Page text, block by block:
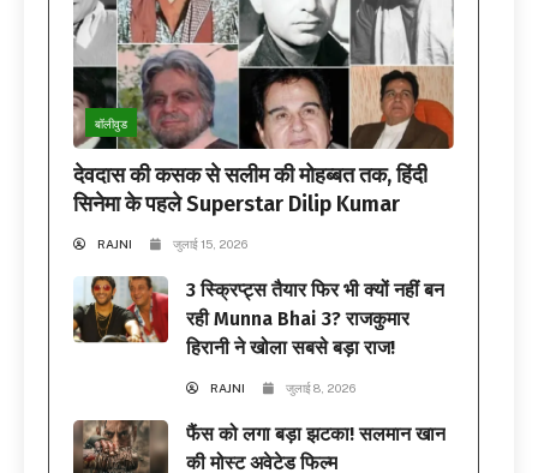
बॉलीवुड
देवदास की कसक से सलीम की मोहब्बत तक, हिंदी
सिनेमा के पहले Superstar Dilip Kumar
RAJNI जुलाई 15, 2026
3 स्क्रिप्ट्स तैयार फिर भी क्यों नहीं बन
रही Munna Bhai 3? राजकुमार
हिरानी ने खोला सबसे बड़ा राज!
RAJNI जुलाई 8, 2026
फैंस को लगा बड़ा झटका! सलमान खान
की मोस्ट अवेटेड फिल्म